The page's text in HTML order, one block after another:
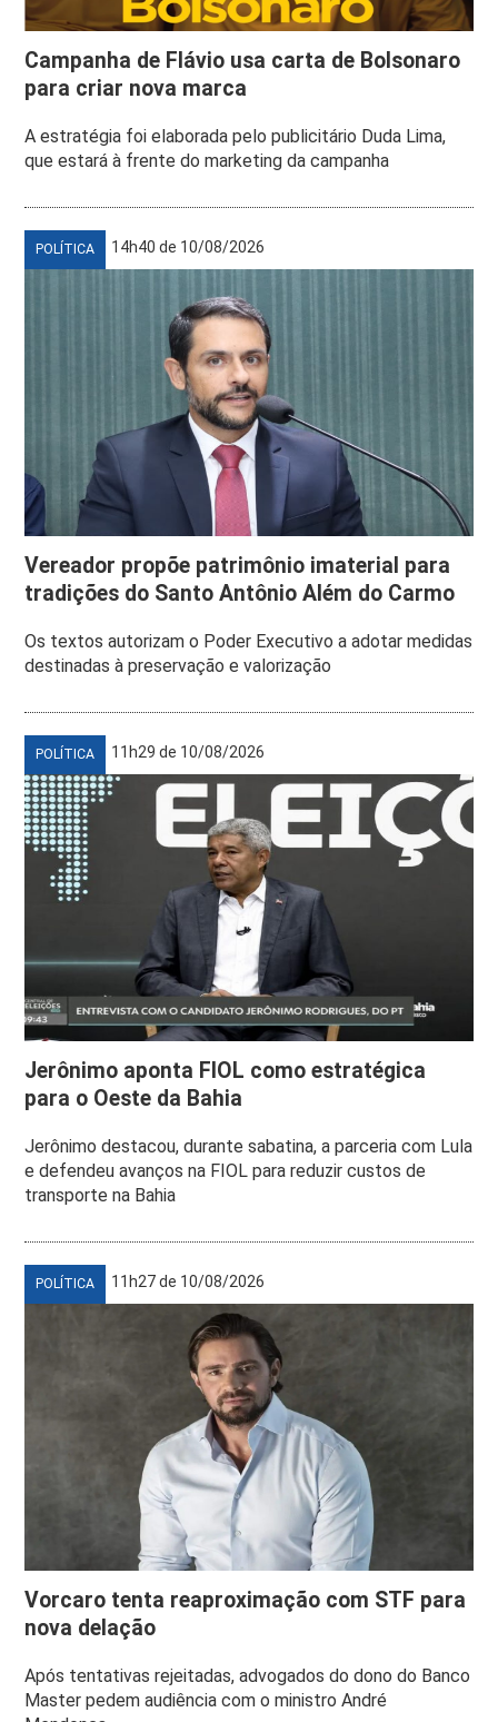
Campanha de Flávio usa carta de Bolsonaro
para criar nova marca
A estratégia foi elaborada pelo publicitário Duda Lima,
que estará à frente do marketing da campanha
POLÍTICA 14h40 de 10/08/2026
Vereador propõe patrimônio imaterial para
tradições do Santo Antônio Além do Carmo
Os textos autorizam o Poder Executivo a adotar medidas
destinadas à preservação e valorização
POLÍTICA 11h29 de 10/08/2026
Jerônimo aponta FIOL como estratégica
para o Oeste da Bahia
Jerônimo destacou, durante sabatina, a parceria com Lula
e defendeu avanços na FIOL para reduzir custos de
transporte na Bahia
POLÍTICA 11h27 de 10/08/2026
Vorcaro tenta reaproximação com STF para
nova delação
Após tentativas rejeitadas, advogados do dono do Banco
Master pedem audiência com o ministro André